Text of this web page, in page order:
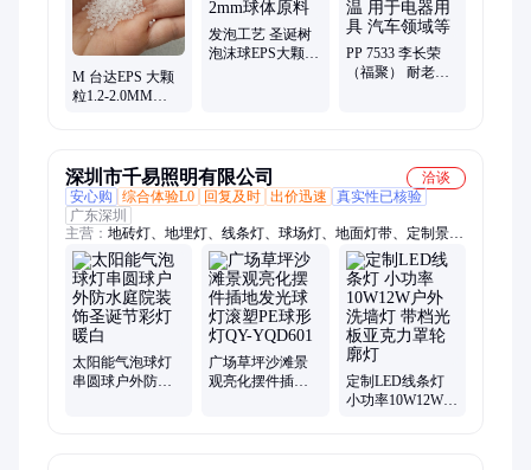
M 台达EPS 大颗
粒1.2-2.0MM
发泡工艺 圣诞树
泡沫球EPS大颗粒
PP 7533 李长荣
（福聚） 耐老化
深圳市千易照明有限公司
洽谈
安心购
综合体验L0 回复及时 出价迅速
真实性已核验
广东深圳
主营： 地砖灯、地埋灯、线条灯、球场灯、地面灯带、定制景观
灯、户外景观灯、弧形灯、水下灯、广场灯带、地插灯、埋地
灯、地埋灯带、地板灯、柔性洗墙灯、互动感应灯、埋地射灯、
切入式线型灯、硬灯条、软灯带、广场装饰灯、圆弧灯、地灯、
条形灯、工厂灯
太阳能气泡球灯
串圆球户外防水
广场草坪沙滩景
观亮化摆件插地
定制LED线条灯
小功率10W12W户